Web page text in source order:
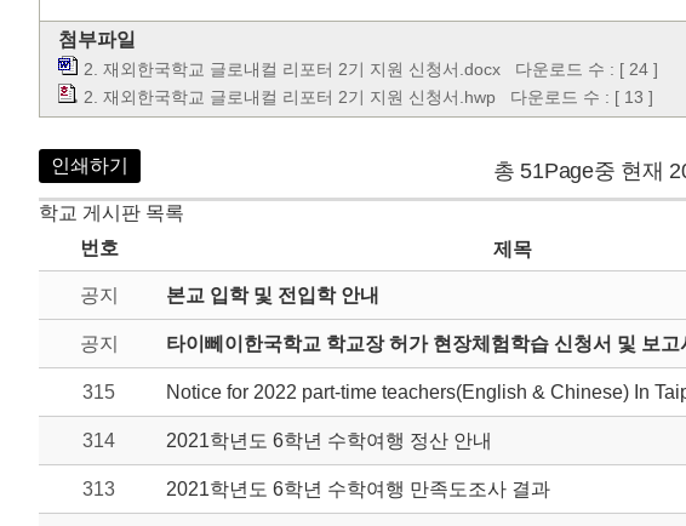
첨부파일
2. 재외한국학교 글로내컬 리포터 2기 지원 신청서.docx 다운로드 수 : [ 24 ]
2. 재외한국학교 글로내컬 리포터 2기 지원 신청서.hwp 다운로드 수 : [ 13 ]
인쇄하기 총 51Page중 현재
학교 게시판 목록
번호
제목
공지 본교 입학 및 전입학 안내
공지 타이뻬이한국학교 학교장 허가 현장체험학습 신청서 및 보고
315 Notice for 2022 part-time teachers(English & Chinese) In
314 2021학년도 6학년 수학여행 정산 안내
313 2021학년도 6학년 수학여행 만족도조사 결과